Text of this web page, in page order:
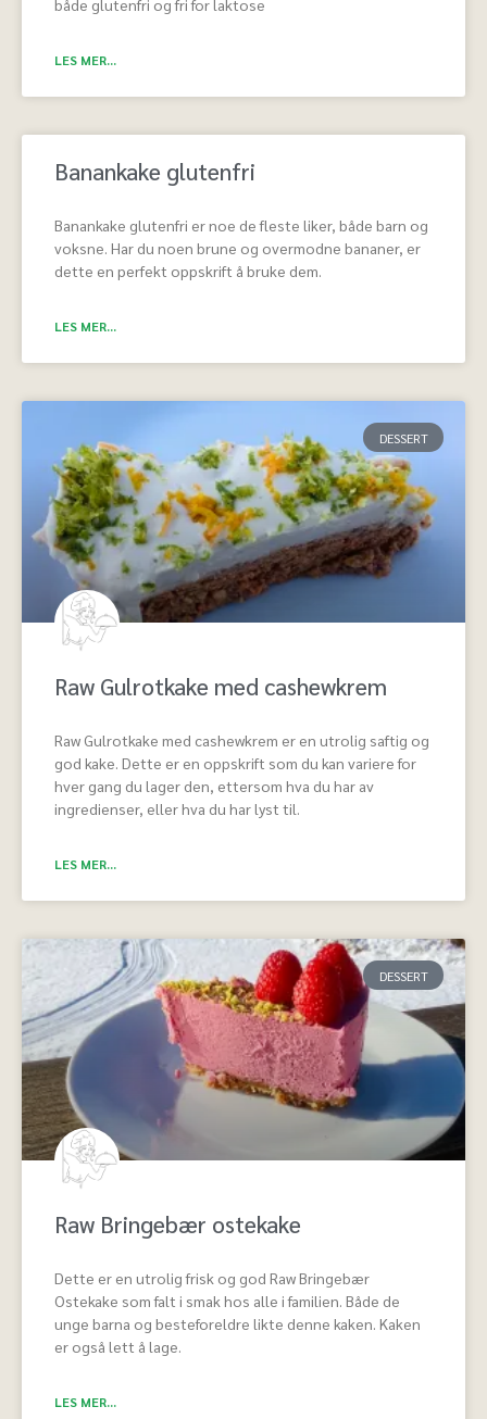
både glutenfri og fri for laktose
LES MER...
Banankake glutenfri
Banankake glutenfri er noe de fleste liker, både barn og
voksne. Har du noen brune og overmodne bananer, er
dette en perfekt oppskrift å bruke dem.
LES MER...
DESSERT
Raw Gulrotkake med cashewkrem
Raw Gulrotkake med cashewkrem er en utrolig saftig og
god kake. Dette er en oppskrift som du kan variere for
hver gang du lager den, ettersom hva du har av
ingredienser, eller hva du har lyst til.
LES MER...
DESSERT
Raw Bringebær ostekake
Dette er en utrolig frisk og god Raw Bringebær
Ostekake som falt i smak hos alle i familien. Både de
unge barna og besteforeldre likte denne kaken. Kaken
er også lett å lage.
LES MER...